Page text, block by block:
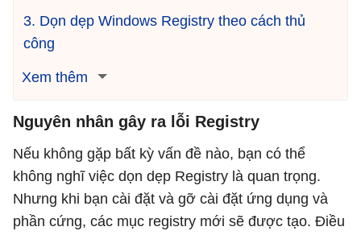
3. Dọn dẹp Windows Registry theo cách thủ
công
Xem thêm
Nguyên nhân gây ra lỗi Registry
Nếu không gặp bất kỳ vấn đề nào, bạn có thể
không nghĩ việc dọn dẹp Registry là quan trọng.
Nhưng khi bạn cài đặt và gỡ cài đặt ứng dụng và
phần cứng, các mục registry mới sẽ được tạo. Điều